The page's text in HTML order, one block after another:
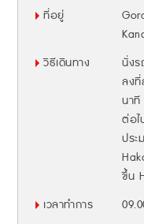
ที่อยู่
วิธีเดินทาง
นั่งร
ลงที่
นาที
ต่อ
ปร
ขึ้น
เวลาทำการ